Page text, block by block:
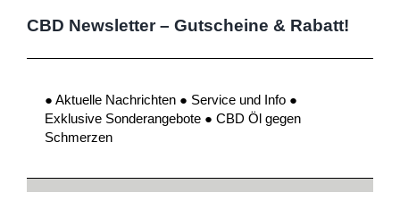
CBD Newsletter – Gutscheine & Rabatt!
● Aktuelle Nachrichten ● Service und Info ●
Exklusive Sonderangebote ● CBD Öl gegen
Schmerzen